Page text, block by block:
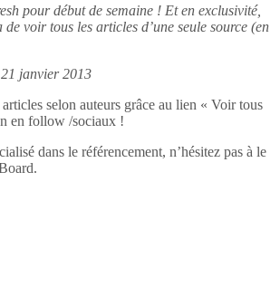
pour début de semaine ! Et en exclusivité,
voir tous les articles d’une seule source (en
janvier 2013
selon auteurs grâce au lien « Voir tous
en follow /sociaux !
dans le référencement, n’hésitez pas à le